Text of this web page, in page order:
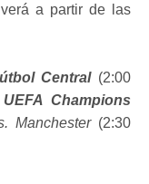
a partir de las
Central(2:00
UEFA Champions
Manchester(2:30